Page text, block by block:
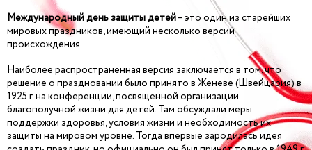
Международный день защиты детей– это один из старейших
мировых праздников, имеющий несколько версий
происхождения.
Наиболее распространенная версия заключается в том, что
решение о праздновании было принято в Женеве (Швейцария) в
1925 г. на конференции, посвященной организации
благополучной жизни для детей. Там обсуждали меры
поддержки здоровья, условия жизни и необходимость их
защиты на мировом уровне. Тогда впервые зародилась идея